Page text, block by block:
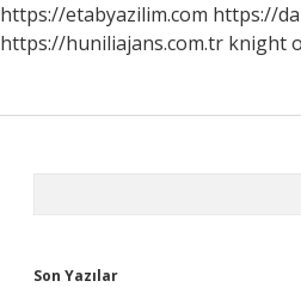
https://etabyazilim.com https://
https://huniliajans.com.tr knight
Son Yazılar